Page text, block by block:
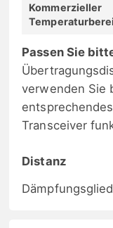
Kommerzieller
Passen Sie
verwenden Sie
Transceiver
Distanz
Dämpfungsglied